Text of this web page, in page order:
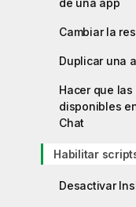
de una app
Cambiar la
Duplicar una
Hacer que
disponibles
Chat
Habilitar
Desactivar